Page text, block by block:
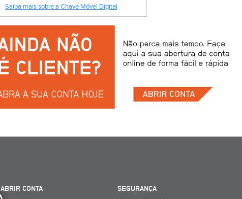
Saiba mais sobre a Chave Móvel Digital
ABRIR CONTA
SEGURANÇA